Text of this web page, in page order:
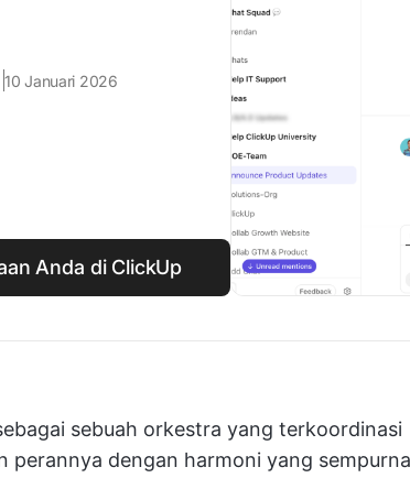
10 Januari 2026
Anda di ClickUp
sebuah orkestra yang terkoordinasi
perannya dengan harmoni yang